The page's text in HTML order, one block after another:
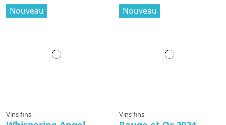
Nouveau
Vins fins
Nouveau
Vins fins